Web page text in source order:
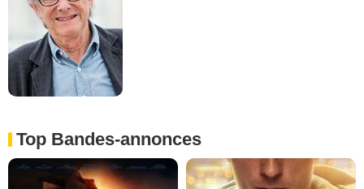
Top Bandes-annonces